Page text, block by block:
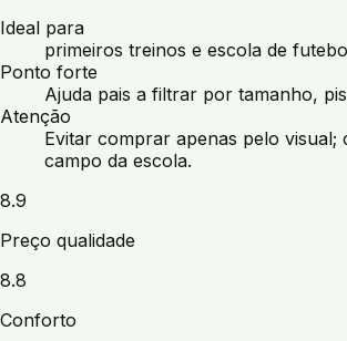
Ideal para
primeiros treinos e escola de
Ponto forte
Ajuda pais a filtrar por tamanho,
Atenção
Evitar comprar apenas pelo visual;
campo da escola.
8.9
Preço qualidade
8.8
Conforto